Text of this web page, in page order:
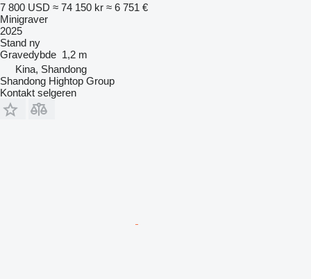
7 800 USD ≈ 74 150 kr ≈ 6 751 €
Minigraver
2025
Stand ny
Gravedybde 1,2 m
Kina, Shandong
Shandong Hightop Group
Kontakt selgeren